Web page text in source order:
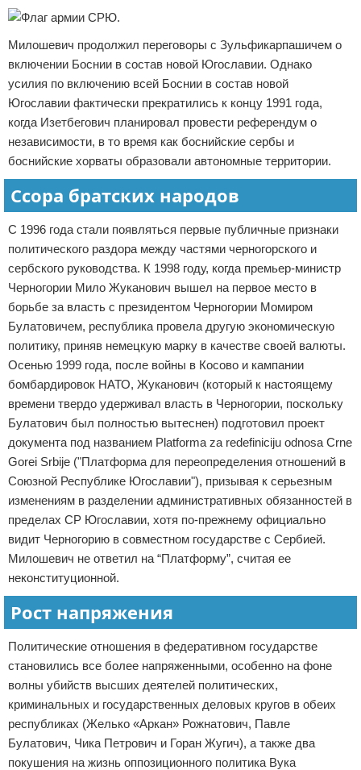
Милошевич продолжил переговоры с Зульфикарпашичем о
включении Боснии в состав новой Югославии. Однако
усилия по включению всей Боснии в состав новой
Югославии фактически прекратились к концу 1991 года,
когда Изетбегович планировал провести референдум о
независимости, в то время как боснийские сербы и
боснийские хорваты образовали автономные территории.
Ссора братских народов
С 1996 года стали появляться первые публичные признаки
политического раздора между частями черногорского и
сербского руководства. К 1998 году, когда премьер-министр
Черногории Мило Жуканович вышел на первое место в
борьбе за власть с президентом Черногории Момиром
Булатовичем, республика провела другую экономическую
политику, приняв немецкую марку в качестве своей валюты.
Осенью 1999 года, после войны в Косово и кампании
бомбардировок НАТО, Жуканович (который к настоящему
времени твердо удерживал власть в Черногории, поскольку
Булатович был полностью вытеснен) подготовил проект
документа под названием Platforma za redefiniciju odnosa Crne
Gorei Srbije ("Платформа для переопределения отношений в
Союзной Республике Югославии"), призывая к серьезным
изменениям в разделении административных обязанностей в
пределах СР Югославии, хотя по-прежнему официально
видит Черногорию в совместном государстве с Сербией.
Милошевич не ответил на “Платформу”, считая ее
неконституционной.
Рост напряжения
Политические отношения в федеративном государстве
становились все более напряженными, особенно на фоне
волны убийств высших деятелей политических,
криминальных и государственных деловых кругов в обеих
республиках (Желько «Аркан» Рожнатович, Павле
Булатович, Чика Петрович и Горан Жугич), а также два
покушения на жизнь оппозиционного политика Вука